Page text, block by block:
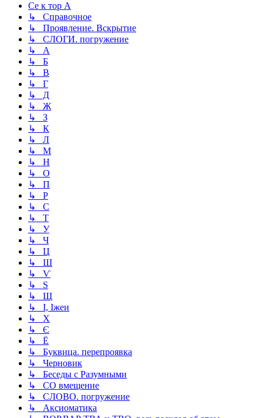
Се к тор А
↳ Справочное
↳ Проявление. Вскрытие
↳ СЛОГИ. погружение
↳ А
↳ Б
↳ В
↳ Г
↳ Д
↳ Ж
↳ З
↳ К
↳ Л
↳ М
↳ Н
↳ О
↳ П
↳ Р
↳ С
↳ Т
↳ У
↳ Ч
↳ Ц
↳ Ш
↳ Ѵ
↳ Ѕ
↳ Щ
↳ І, Іжеи
↳ Х
↳ Є
↳ Ё
↳ Буквица. перепроявка
↳ Черновик
↳ Беседы с Разумными
↳ СО вмещение
↳ СЛОВО. погружение
↳ Аксиоматика